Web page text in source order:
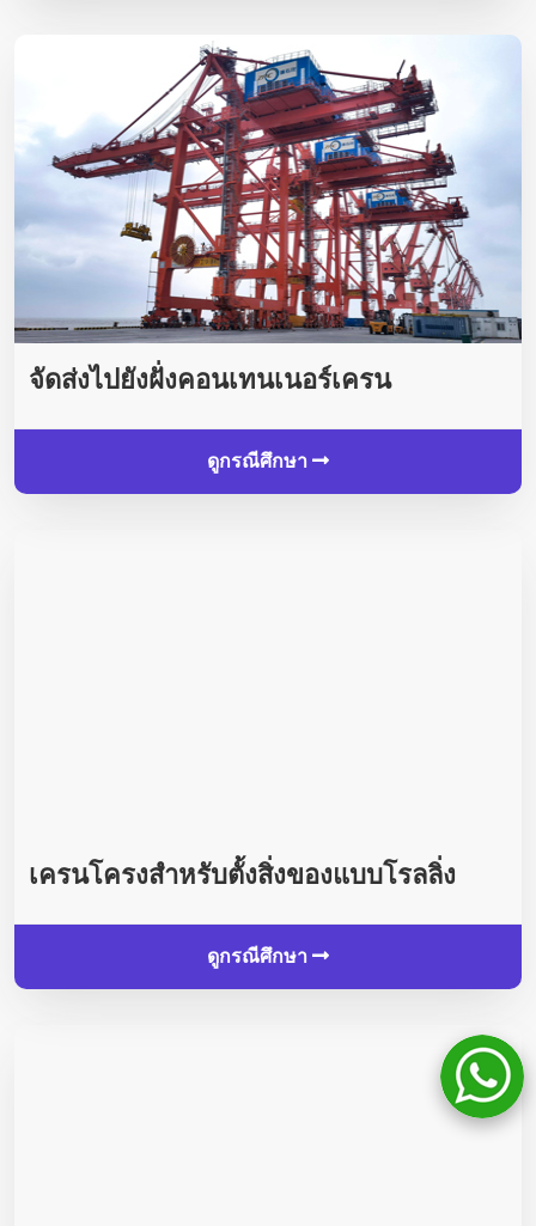
จัดส่งไปยังฝั่งคอนเทนเนอร์เครน
ดูกรณีศึกษา
เครนโครงสำหรับตั้งสิ่งของแบบโรลลิ่ง
ดูกรณีศึกษา